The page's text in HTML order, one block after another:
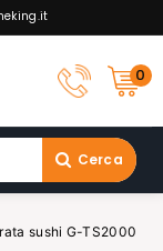
0
Cerca
sushi G-TS2000